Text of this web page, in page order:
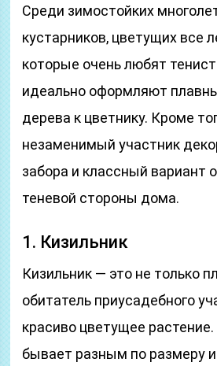
Среди зимостойких
кустарников, цветущих все
которые очень любят
идеально оформляют
дерева к цветнику. Кроме
незаменимый участник
забора и классный вариант
теневой стороны дома.
1. Кизильник
Кизильник — это не только
обитатель приусадебного
красиво цветущее
бывает разным по размеру